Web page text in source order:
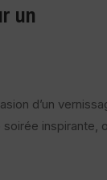
un
d’un
inspirante,